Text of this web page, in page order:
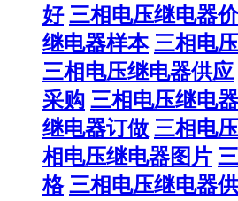
好 三相电压继电器
继电器样本 三相电
三相电压继电器供应
采购 三相电压继电
继电器订做 三相电
相电压继电器图片
格 三相电压继电器